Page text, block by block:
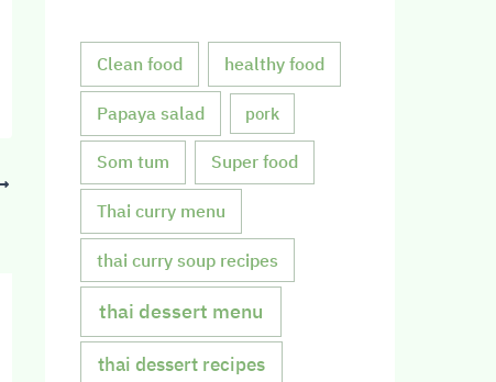
Clean food healthy food
Papaya salad pork
Som tum Super food
Thai curry menu
thai curry soup recipes
thai dessert menu
thai dessert recipes